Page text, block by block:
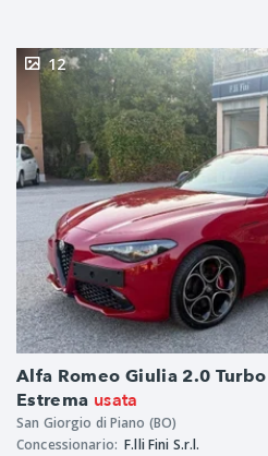
Alfa Romeo Giulia 2.0
Estrema usata
12
San Giorgio di Piano (BO)
Concessionario: F.lli Fini S.r.l.